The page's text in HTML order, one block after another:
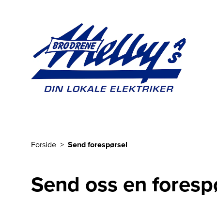
Forside Send forespørsel
Send oss en